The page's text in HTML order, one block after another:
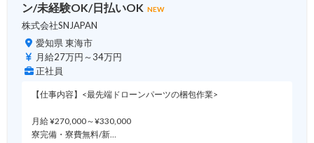
ン/未経験OK/日払いOK NEW
株式会社SNJAPAN
愛知県 東海市
月給27万円～34万円
正社員
【仕事内容】<最先端ドローンパーツの梱包作業>
月給 ¥270,000～¥330,000
寮完備・寮費無料/新…